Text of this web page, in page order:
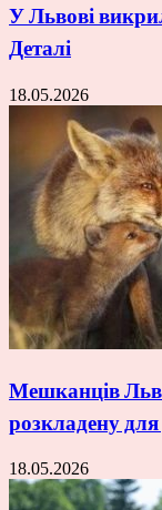
У Львові
Деталі
18.05.2026
Мешканців
розкладену
18.05.2026